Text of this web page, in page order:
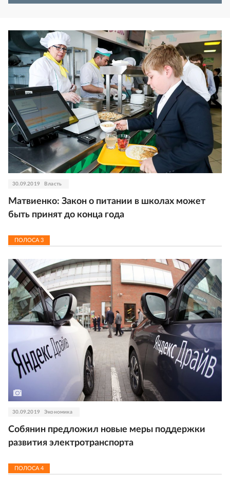
30.09.2019 Власть
Матвиенко: Закон о питании в школах может
быть принят до конца года
ПОЛОСА 3
30.09.2019 Экономика
Собянин предложил новые меры поддержки
развития электротранспорта
ПОЛОСА 4